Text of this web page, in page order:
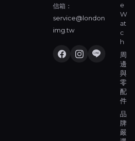
信箱：
service@london
img.tw
e
W
at
c
h
周
邊
與
零
配
件
品
牌
嚴